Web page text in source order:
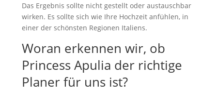
Das Ergebnis sollte nicht gestellt oder austauschbar
wirken. Es sollte sich wie Ihre Hochzeit anfühlen, in
einer der schönsten Regionen Italiens.
Woran erkennen wir, ob
Princess Apulia der richtige
Planer für uns ist?